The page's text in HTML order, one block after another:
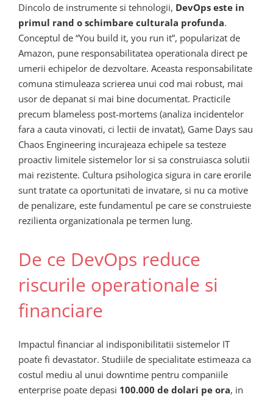
Dincolo de instrumente si tehnologii, DevOps este in
primul rand o schimbare culturala profunda.
Conceptul de “You build it, you run it”, popularizat de
Amazon, pune responsabilitatea operationala direct pe
umerii echipelor de dezvoltare. Aceasta responsabilitate
comuna stimuleaza scrierea unui cod mai robust, mai
usor de depanat si mai bine documentat. Practicile
precum blameless post-mortems (analiza incidentelor
fara a cauta vinovati, ci lectii de invatat), Game Days sau
Chaos Engineering incurajeaza echipele sa testeze
proactiv limitele sistemelor lor si sa construiasca solutii
mai rezistente. Cultura psihologica sigura in care erorile
sunt tratate ca oportunitati de invatare, si nu ca motive
de penalizare, este fundamentul pe care se construieste
rezilienta organizationala pe termen lung.
De ce DevOps reduce
riscurile operationale si
financiare
Impactul financiar al indisponibilitatii sistemelor IT
poate fi devastator. Studiile de specialitate estimeaza ca
costul mediu al unui downtime pentru companiile
enterprise poate depasi 100.000 de dolari pe ora, in